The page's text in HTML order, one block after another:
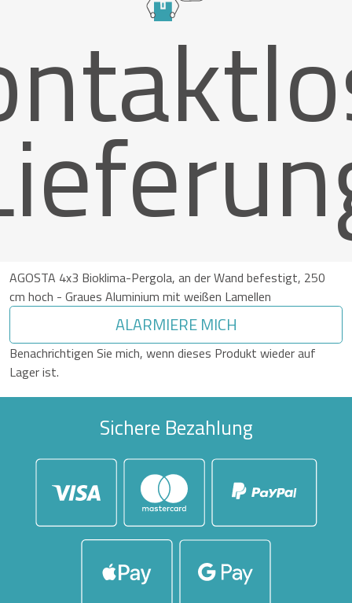
AGOSTA 4x3 Bioklima-Pergola, an der Wand befestigt, 250
cm hoch - Graues Aluminium mit weißen Lamellen
ALARMIERE MICH
Benachrichtigen Sie mich, wenn dieses Produkt wieder auf
Lager ist.
Sichere Bezahlung